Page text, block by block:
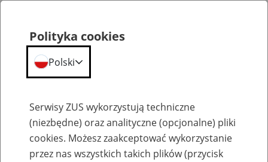
Emerytury
Polityka cookies
Polski
Serwisy ZUS wykorzystują techniczne
(niezbędne) oraz analityczne (opcjonalne) pliki
cookies. Możesz zaakceptować wykorzystanie
przez nas wszystkich takich plików (przycisk